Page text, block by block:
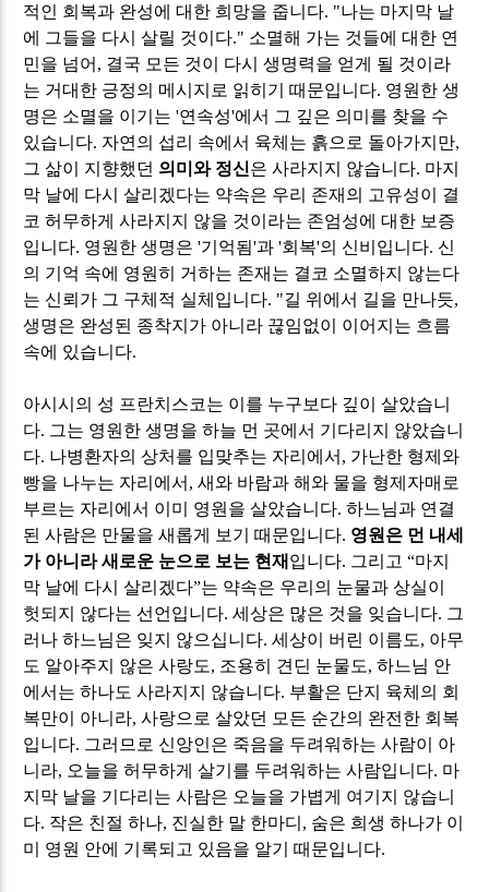
적인 회복과 완성에 대한 희망을 줍니다. "나는 마지막 날
에 그들을 다시 살릴 것이다." 소멸해 가는 것들에 대한 연
민을 넘어 , 결국 모든 것이 다시 생명력을 얻게 될 것이라
는 거대한 긍정의 메시지로 읽히기 때문입니다. 영원한 생
명은 소멸을 이기는'연속성'에서 그 깊은 의미를 찾을 수
있습니다. 자연의 섭리 속에서 육체는 흙으로 돌아가지만,
그 삶이 지향했던 의미와 정신은 사라지지 않습니다. 마지
막 날에 다시 살리겠다는 약속은 우리 존재의 고유성이 결
코 허무하게 사라지지 않을 것이라는 존엄성에 대한 보증
입니다. 영원한 생명은'기억됨'과'회복'의 신비입니다. 신
의 기억 속에 영원히 거하는 존재는 결코 소멸하지 않는다
는 신뢰가 그 구체적 실체입니다. "길 위에서 길을 만나듯,
생명은 완성된 종착지가 아니라 끊임없이 이어지는 흐름
속에 있습니다.
아시시의 성 프란치스코는 이를 누구보다 깊이 살았습니
다. 그는 영원한 생명을 하늘 먼 곳에서 기다리지 않았습니
다. 나병환자의 상처를 입맞추는 자리에서 , 가난한 형제와
빵을 나누는 자리에서 ,새와 바람과 해와 물을 형제자매로
부르는 자리에서 이미 영원을 살았습니다.하느님과 연결
된 사람은 만물을 새롭게 보기 때문입니다. 영원은 먼 내세
가 아니라 새로운 눈으로 보는 현재 입니다. 그리고“마지
막 날에 다시 살리겠다”는 약속은 우리의 눈물과 상실이
헛되지 않다는 선언입니다.세상은 많은 것을 잊습니다. 그
러나 하느님은 잊지 않으십니다.세상이 버린 이름도, 아무
도 알아주지 않은 사랑도, 조용히 견딘 눈물도,하느님 안
에서는 하나도 사라지지 않습니다. 부활은 단지 육체의 회
복만이 아니라,사랑으로 살았던 모든 순간의 완전한 회복
입니다. 그러므로 신앙인은 죽음을 두려워하는 사람이 아
니라, 오늘을 허무하게 살기를 두려워하는 사람입니다. 마
지막 날을 기다리는 사람은 오늘을 가볍게 여기지 않습니
다. 작은 친절 하나, 진실한 말 한마디 , 숨은 희생 하나가 이
미 영원 안에 기록되고 있음을 알기 때문입니다.